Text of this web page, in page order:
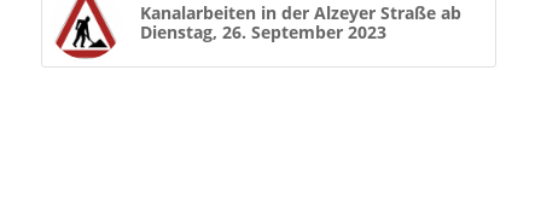
Kanalarbeiten in der Alzeyer Straße ab
Dienstag, 26. September 2023